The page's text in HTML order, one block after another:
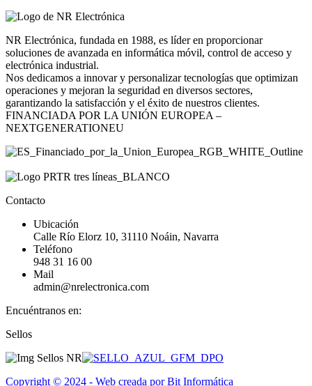
NR Electrónica, fundada en 1988, es líder en proporcionar
soluciones de avanzada en informática móvil, control de acceso y
electrónica industrial.
Nos dedicamos a innovar y personalizar tecnologías que optimizan
operaciones y mejoran la seguridad en diversos sectores,
garantizando la satisfacción y el éxito de nuestros clientes.
FINANCIADA POR LA UNIÓN EUROPEA –
NEXTGENERATIONEU
Contacto
Ubicación
Calle Río Elorz 10, 31110 Noáin, Navarra
Teléfono
948 31 16 00
Mail
admin@nrelectronica.com
Encuéntranos en:
Facebook
opens
Linkedin
opens
Instagram
opens
Sellos
Copyright © 2024 - Web creada por Bit Informática